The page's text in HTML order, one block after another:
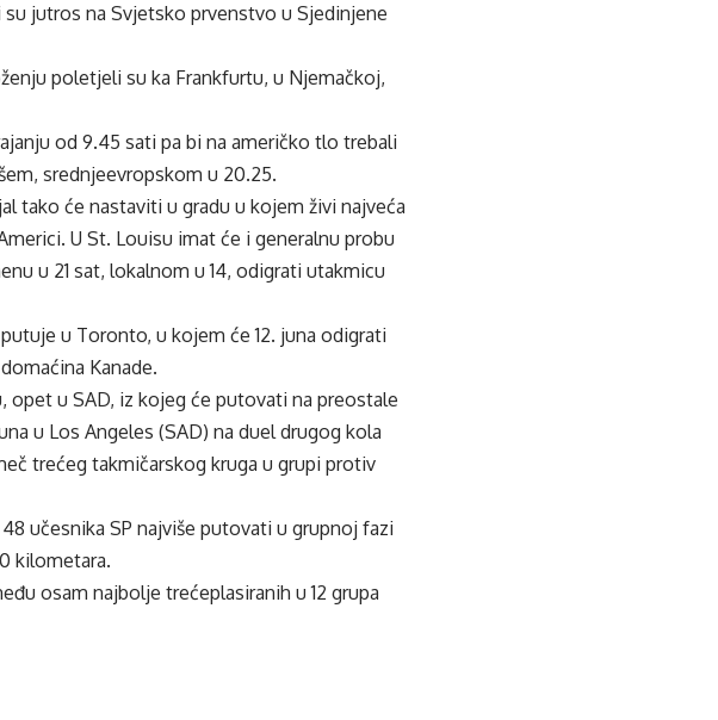
jutros na Svjetsko prvenstvo u Sjedinjene
poletjeli su ka Frankfurtu, u Njemačkoj,
od 9.45 sati pa bi na američko tlo trebali
srednjeevropskom u 20.25.
tako će nastaviti u gradu u kojem živi najveća
U St. Louisu imat će i generalnu probu
u 21 sat, lokalnom u 14, odigrati utakmicu
u Toronto, u kojem će 12. juna odigrati
Kanade.
opet u SAD, iz kojeg će putovati na preostale
u Los Angeles (SAD) na duel drugog kola
trećeg takmičarskog kruga u grupi protiv
učesnika SP najviše putovati u grupnoj fazi
kilometara.
osam najbolje trećeplasiranih u 12 grupa